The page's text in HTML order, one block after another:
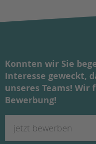
Konnten wir Sie
Interesse geweckt,
unseres Teams!
Bewerbung!
jetzt bewerben